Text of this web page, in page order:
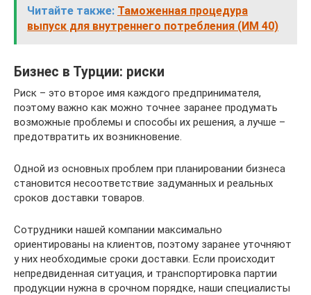
Читайте также: Таможенная процедура
выпуск для внутреннего потребления (ИМ 40)
Бизнес в Турции: риски
Риск – это второе имя каждого предпринимателя,
поэтому важно как можно точнее заранее продумать
возможные проблемы и способы их решения, а лучше –
предотвратить их возникновение.
Одной из основных проблем при планировании бизнеса
становится несоответствие задуманных и реальных
сроков доставки товаров.
Сотрудники нашей компании максимально
ориентированы на клиентов, поэтому заранее уточняют
у них необходимые сроки доставки. Если происходит
непредвиденная ситуация, и транспортировка партии
продукции нужна в срочном порядке, наши специалисты